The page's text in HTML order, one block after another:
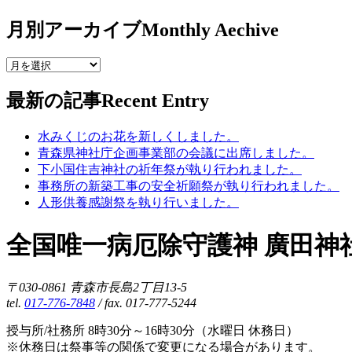
月別アーカイブMonthly Aechive
最新の記事Recent Entry
水みくじのお花を新しくしました。
青森県神社庁企画事業部の会議に出席しました。
下小国住吉神社の祈年祭が執り行われました。
事務所の新築工事の安全祈願祭が執り行われました。
人形供養感謝祭を執り行いました。
全国唯一病厄除守護神 廣田神
〒030-0861 青森市長島2丁目13-5
tel. 017-776-7848 / fax. 017-777-5244
授与所/社務所 8時30分～16時30分（水曜日 休務日）
※休務日は祭事等の関係で変更になる場合があります。